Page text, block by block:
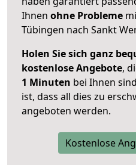
Ihnen ohne Probleme
Tübingen nach Sankt
Holen Sie sich ganz
kostenlose Angebote,
1 Minuten bei Ihnen
ist, dass all dies zu
angeboten werden.
Kostenlose